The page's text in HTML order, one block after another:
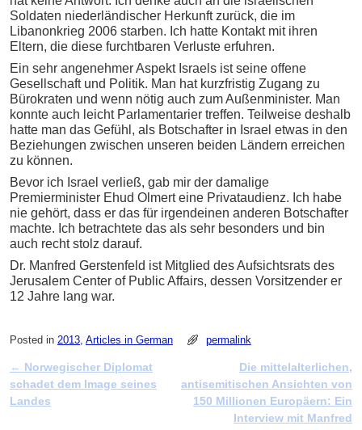
Soldaten niederländischer Herkunft zurück, die im
Libanonkrieg 2006 starben. Ich hatte Kontakt mit ihren
Eltern, die diese furchtbaren Verluste erfuhren.
Ein sehr angenehmer Aspekt Israels ist seine offene
Gesellschaft und Politik. Man hat kurzfristig Zugang zu
Bürokraten und wenn nötig auch zum Außenminister. Man
konnte auch leicht Parlamentarier treffen. Teilweise deshalb
hatte man das Gefühl, als Botschafter in Israel etwas in den
Beziehungen zwischen unseren beiden Ländern erreichen
zu können.
Bevor ich Israel verließ, gab mir der damalige
Premierminister Ehud Olmert eine Privataudienz. Ich habe
nie gehört, dass er das für irgendeinen anderen Botschafter
machte. Ich betrachtete das als sehr besonders und bin
auch recht stolz darauf.
Dr. Manfred Gerstenfeld ist Mitglied des Aufsichtsrats des
Jerusalem Center of Public Affairs, dessen Vorsitzender er
12 Jahre lang war.
Posted in 2013 Articles in German permalink
Post navigation
← Norwegischer Diplomat
schadet dem Image seines
Landes
Die mittelalterlichen,
antisemitischen Ansichten von
150 Millionen Europäern: Ein
Interview mit Manfred